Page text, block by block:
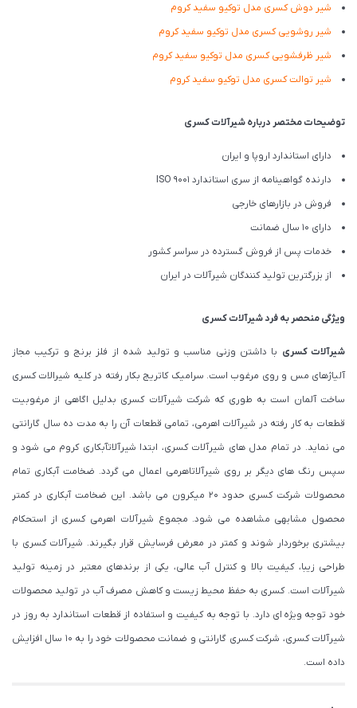
شیر دوش کسری مدل توکیو سفید کروم
شیر روشویی کسری مدل توکیو سفید کروم
شیر ظرفشویی کسری مدل توکیو سفید کروم
شیر توالت کسری مدل توکیو سفید کروم
توضیحات مختصر درباره شیرآلات کسری
دارای استاندارد اروپا و ایران
دارنده گواهینامه از سری استاندارد ISO 9001
فروش در بازارهای خارجی
دارای 10 سال ضمانت
خدمات پس از فروش گسترده در سراسر کشور
از بزرگترین تولید کنندگان شیرآلات در ایران
ویژگی منحصر به فرد شیرآلات کسری
شیرآلات کسری با داشتن وزنی مناسب و تولید شده از فلز برنج و ترکیب مجاز
آلیاژهای مس و روی مرغوب است. سرامیک کاتریج بکار رفته در کلیه شیرالات کسری
ساخت آلمان است به طوری که شرکت شیرآلات کسری بدلیل اگاهی از مرغوبیت
قطعات به کار رفته در شیرآلات اهرمی، تمامی قطعات آن را به مدت ده سال گارانتی
می نماید. در تمام مدل های شیرآلات کسری، ابتدا شیرآلاتآبکاری کروم می شود و
سپس رنگ های دیگر بر روی شیرآلاتاهرمی اعمال می گردد. ضخامت آبکاری تمام
محصولات شرکت کسری حدود ۲۰ میکرون می باشد. این ضخامت آبکاری در کمتر
محصول مشابهی مشاهده می شود. مجموع شیرآلات اهرمی کسری از استحکام
بیشتری برخوردار شوند و کمتر در معرض فرسایش قرار بگیرند. شیرآلات کسری با
طراحی زیبا، کیفیت بالا و کنترل آب عالی، یکی از برندهای معتبر در زمینه تولید
شیرآلات است. کسری به حفظ محیط زیست و کاهش مصرف آب در تولید محصولات
خود توجه ویژه ای دارد. با توجه به کیفیت و استفاده از قطعات استاندارد به روز در
شیرآلات کسری، شرکت کسری گارانتی و ضمانت محصولات خود را به 10 سال افزایش
داده است.